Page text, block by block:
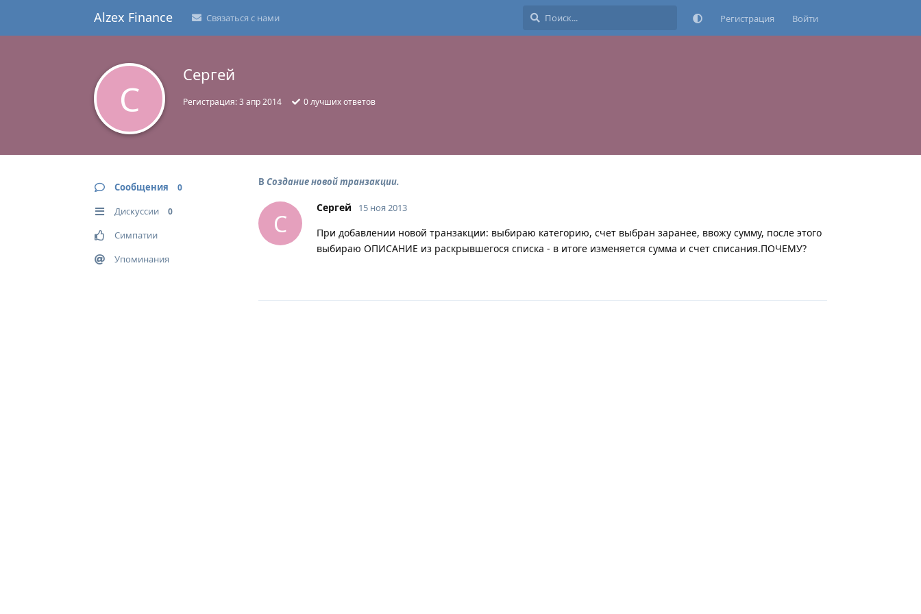
Alzex Finance Связаться с нами Регистрация Войти
С
Сергей
Регистрация:3 апр 2014 0лучших ответов
Сообщения 0
Дискуссии 0
Симпатии
Упоминания
В Создание новой транзакции.
С
Сергей 15 ноя 2013
При добавлении новой транзакции: выбираю категорию, счет выбран заранее, ввожу сумму, после этого
выбираю ОПИСАНИЕ из раскрывшегося списка - в итоге изменяется сумма и счет списания.ПОЧЕМУ?